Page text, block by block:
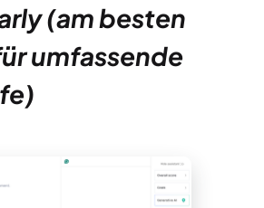
(am besten
umfassende